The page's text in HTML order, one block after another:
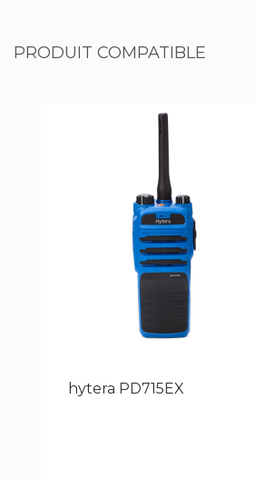
PRODUIT COMPATIBLE
hytera PD715EX